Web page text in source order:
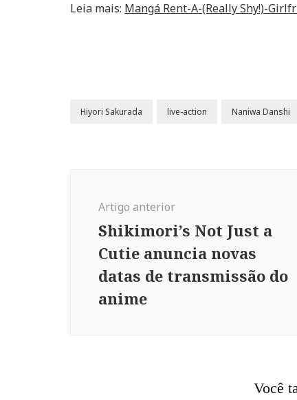
Leia mais: Mangá Rent-A-(Really Shy!)-
Hiyori Sakurada live-action Naniwa Danshi
Artigo anterior
Shikimori’s Not Just a
Cutie anuncia novas
datas de transmissão do
anime
Você